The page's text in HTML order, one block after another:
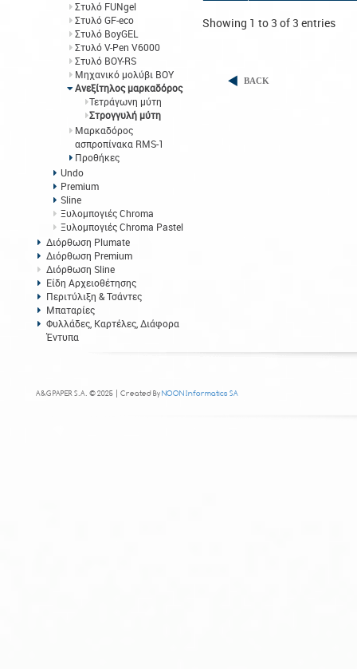
Στυλό FUNgel
Στυλό GF-eco
Στυλό BoyGEL
Στυλό V-Pen V6000
Στυλό BOY-RS
Μηχανικό μολύβι BOY
Ανεξίτηλος μαρκαδόρος
Τετράγωνη μύτη
Στρογγυλή μύτη
Μαρκαδόρος
ασπροπίνακα RMS-1
Προθήκες
Undo
Premium
Sline
Ξυλομπογιές Chroma
Ξυλομπογιές Chroma Pastel
Διόρθωση Plumate
Διόρθωση Premium
Διόρθωση Sline
Είδη Αρχειοθέτησης
Περιτύλιξη & Τσάντες
Μπαταρίες
Φυλλάδες, Καρτέλες, Διάφορα
Έντυπα
Showing 1 to 3 of 3 entries
BACK
A&G PAPER S.A. © 2025 | Created ByNOON Informatics SA